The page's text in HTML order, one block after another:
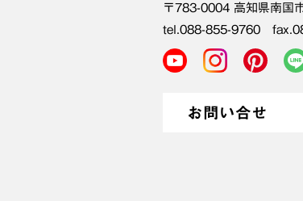
〒783-0004 高知県南国
tel.088-855-9760
お問い合せ